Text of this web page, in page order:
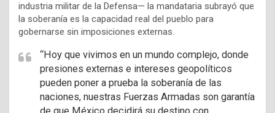
industria militar de la Defensa— la mandataria subrayó que
la soberanía es la capacidad real del pueblo para
gobernarse sin imposiciones externas.
“Hoy que vivimos en un mundo complejo, donde
presiones externas e intereses geopolíticos
pueden poner a prueba la soberanía de las
naciones, nuestras Fuerzas Armadas son garantía